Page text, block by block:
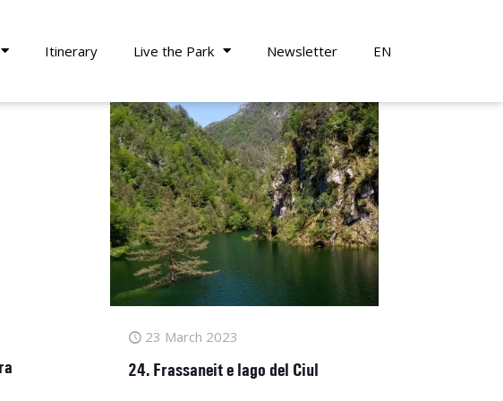
Itinerary Live the Park Newsletter EN
23 March 2023
24. Frassaneit e lago del Ciul